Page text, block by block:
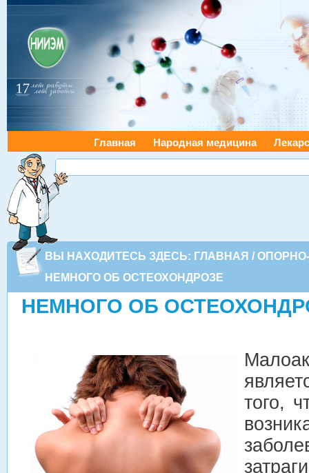
Главная Народная медицина
ВЫ НАХОДИТЕСЬ ЗДЕСЬ: ГЛАВНАЯ /
НЕМНОГО ОБ ОСТЕОХОНДРОЗЕ
НЕМНОГО ОБ
того,